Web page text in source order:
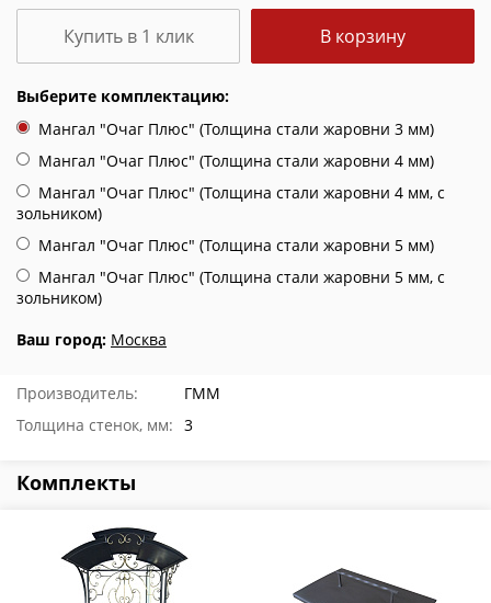
Ваш город: Москва
В корзину
Купить в 1 клик
Выберите комплектацию:
Мангал "Очаг Плюс" (Толщина стали жаровни 3 мм)
Мангал "Очаг Плюс" (Толщина стали жаровни 4 мм)
Мангал "Очаг Плюс" (Толщина стали жаровни 4 мм, с
зольником)
Мангал "Очаг Плюс" (Толщина стали жаровни 5 мм)
Мангал "Очаг Плюс" (Толщина стали жаровни 5 мм, с
зольником)
Производитель:
ГММ
Толщина стенок, мм: 3
Комплекты